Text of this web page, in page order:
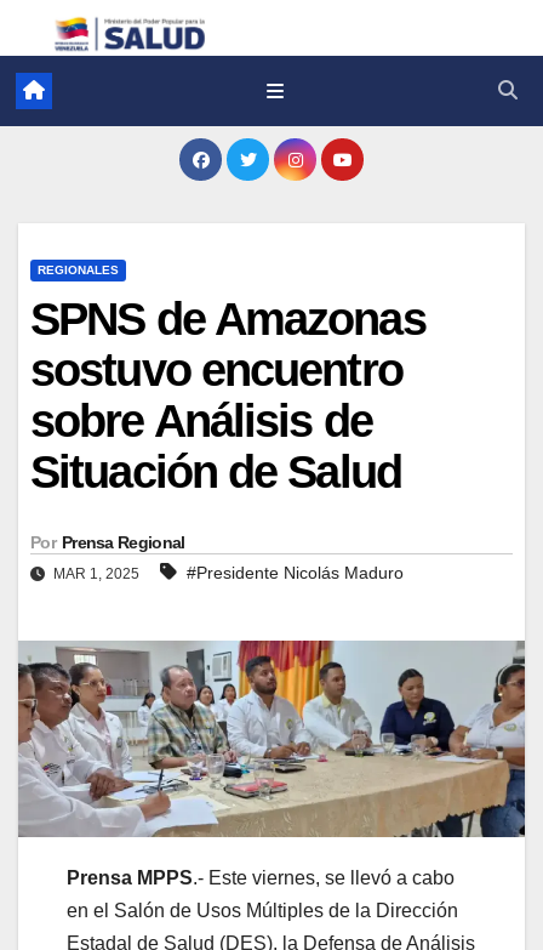
REGIONALES
SPNS de Amazonas
sostuvo encuentro
sobre Análisis de
Situación de Salud
Por Prensa Regional
MAR 1, 2025 #Presidente Nicolás Maduro
Prensa MPPS.- Este viernes, se llevó a cabo
en el Salón de Usos Múltiples de la Dirección
Estadal de Salud (DES), la Defensa de Análisis